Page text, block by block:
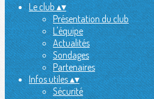
Le club▴▾
Présentation du club
L'équipe
Actualités
Sondages
Partenaires
Infos utiles▴▾
Sécurité